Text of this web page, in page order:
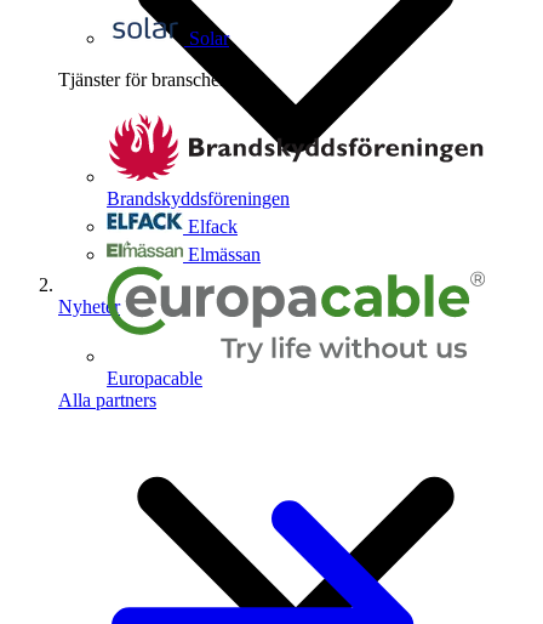
Solar
Tjänster för branschen
Brandskyddsföreningen
Elfack
Elmässan
Europacable
Alla partners
Nyheter